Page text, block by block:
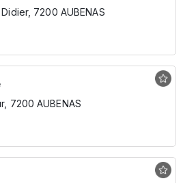
7200 AUBENAS
7200 AUBENAS